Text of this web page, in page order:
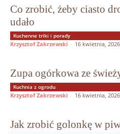
Co zrobić, żeby ciasto
udało
Kuchenne triki i porady
Krzysztof Zakrzewski - 16 kwietnia, 2026
Zupa ogórkowa ze
Kuchnia z ogrodu
Krzysztof Zakrzewski - 16 kwietnia, 2026
Jak zrobić golonkę w